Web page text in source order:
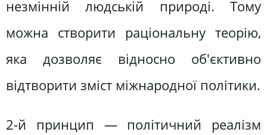
незмінній людській природі. Тому
можна створити раціональну теорію,
яка дозволяє відносно об'єктивно
відтворити зміст міжнародної політики.
2-й принцип — політичний реалізм